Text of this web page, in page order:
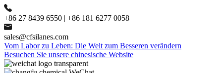
+86 27 8439 6550 | +86 181 6277 0058
sales@cfsilanes.com
Vom Labor zu Leben: Die Welt zum Besseren verändern
Besuchen Sie unsere chinesische Website